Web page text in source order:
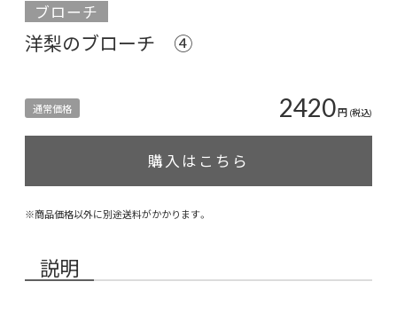
ブローチ
洋梨のブローチ ④
通常価格 2420円 (税込)
購入はこちら
※商品価格以外に別途送料がかかります。
説明